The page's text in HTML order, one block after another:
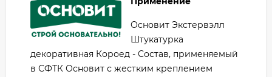
Основит Экстервэлл
Штукатурка
декоративная Короед - Состав, применяемый
в СФТК Основит с жестким креплением